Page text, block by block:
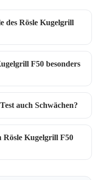
des Rösle Kugelgrill
F50 besonders
auch Schwächen?
Rösle Kugelgrill F50